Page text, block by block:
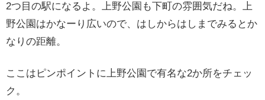
2つ目の駅になるよ。上野公園も下町の雰囲気だね。上
野公園はかなーり広いので、はしからはしまでみるとか
なりの距離。
ここはピンポイントに上野公園で有名な2か所をチェッ
ク。